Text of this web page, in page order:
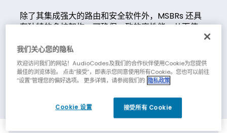
除了其集成强大的路由和安全软件外，MSBRs 还具
有独特的多核架构，可确保一致的高性能，从而使
音应用。
我们关心您的隐私
欢迎访问我们的网站！AudioCodes及我们的合作伙伴使用Cookie为您提供
最佳的浏览体验。 点击“接受”，即表示您同意使用所有Cookie。您也可以前往
“设置”管理您的偏好选项。 更多详情，请参阅我们的 隐私政策
Cookie 设置 接受所有 Cookie